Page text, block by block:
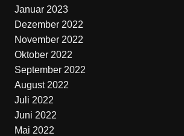
Januar 2023
Dezember 2022
November 2022
Oktober 2022
September 2022
August 2022
Juli 2022
Juni 2022
Mai 2022